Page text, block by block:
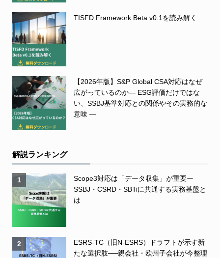
TISFD Framework Beta v0.1を読み解く
【2026年版】S&P Global CSA対応はなぜ
広がっているのか― ESG評価だけではな
い、SSBJ基準対応との関係やその実務的な
意味 ―
解説ランキング
1
Scope3対応は「データ収集」が重要ー
SSBJ・CSRD・SBTiに共通する実務基盤と
は
2
ESRS-TC（旧N-ESRS）ドラフトが示す新
たな選択肢──親会社・欧州子会社が今整理